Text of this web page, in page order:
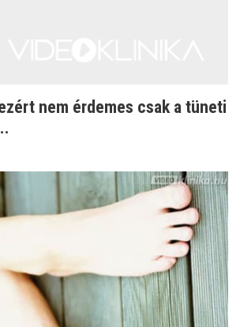
nem érdemes csak a tüneti